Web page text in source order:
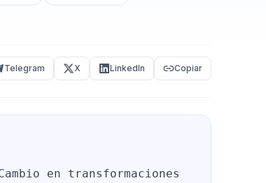
Telegram X LinkedIn Copiar
en transformaciones